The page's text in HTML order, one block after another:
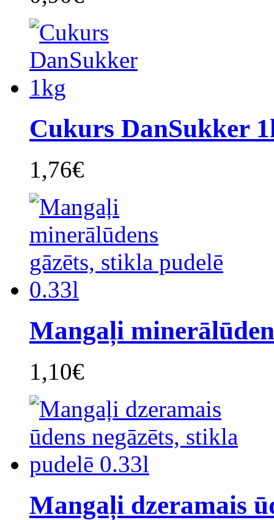
Cukurs DanSukker
1,76€
Mangaļi
1,10€
Mangaļi dzeramais